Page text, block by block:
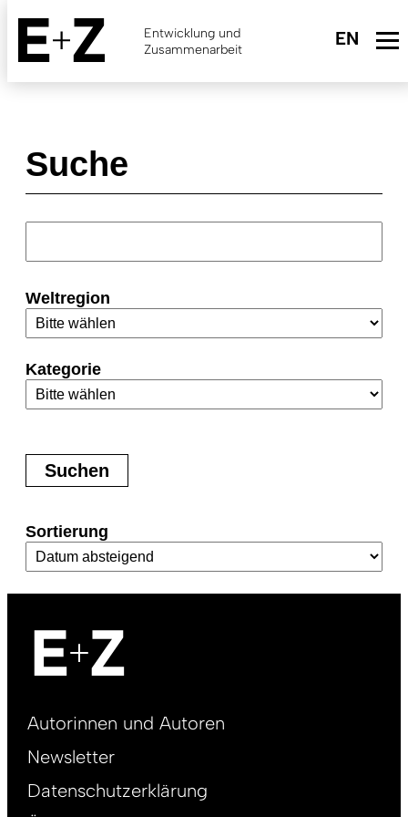
Skip
main
content
Entwicklung und
Zusammenarbeit
Suche
Weltregion
Kategorie
Sortierung
Footer
DE
Autorinnen und Autoren
Newsletter
Datenschutzerklärung